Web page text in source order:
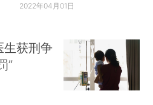
2022年04月01日
生获刑争
”